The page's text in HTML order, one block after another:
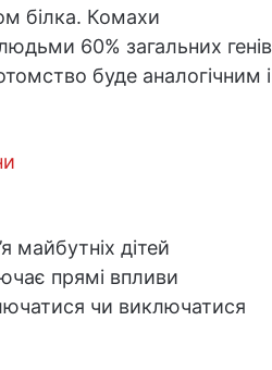
білка. Комахи
60% загальних
буде аналогічним і
майбутніх дітей
прямі впливи
чи виключатися